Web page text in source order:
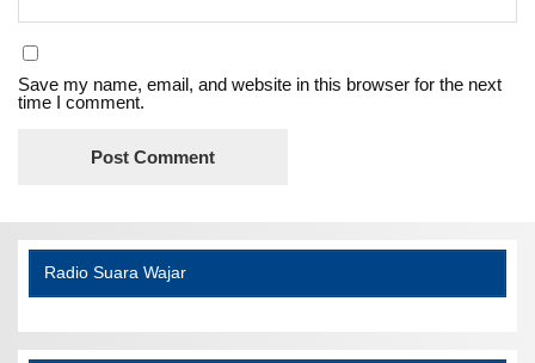
Save my name, email, and website in this browser for the next
time I comment.
Radio Suara Wajar